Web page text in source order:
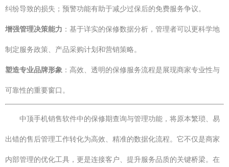
纠纷导致的损失；预警功能有助于减少过保后的免费服务争议。
增强管理决策能力 ：基于详实的保修数据分析，管理者可以更科学地
制定服务政策、产品采购计划和营销策略。
塑造专业品牌形象 ：高效、透明的保修服务流程是展现商家专业性与
可靠性的重要窗口。
中顶手机销售软件中的保修期查询与管理功能，将原本繁琐、易
出错的售后管理工作转化为高效、精准的数据化流程。它不仅是商家
内部管理的优化工具，更是连接客户、提升服务品质的关键桥梁。在